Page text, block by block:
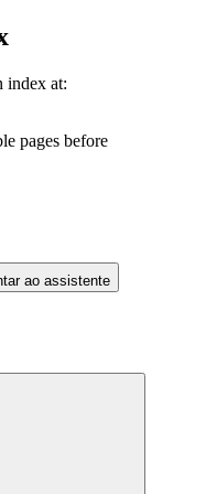
index at:
pages before
ao assistente